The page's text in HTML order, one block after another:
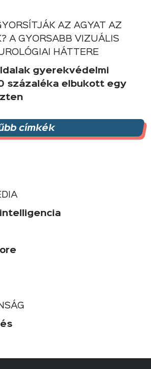
AZ AGYAT AZ
A GYORSABB VIZUÁLIS
HÁTTERE
gyerekvédelmi
százaléka elbukott egy
címkék